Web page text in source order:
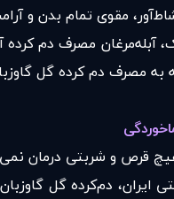
مقوی تمام بدن و
آبله‌مرغان مصرف دم
به مصرف دم کرده گل
قرص و شربتی درمان
دم‌کرده گل